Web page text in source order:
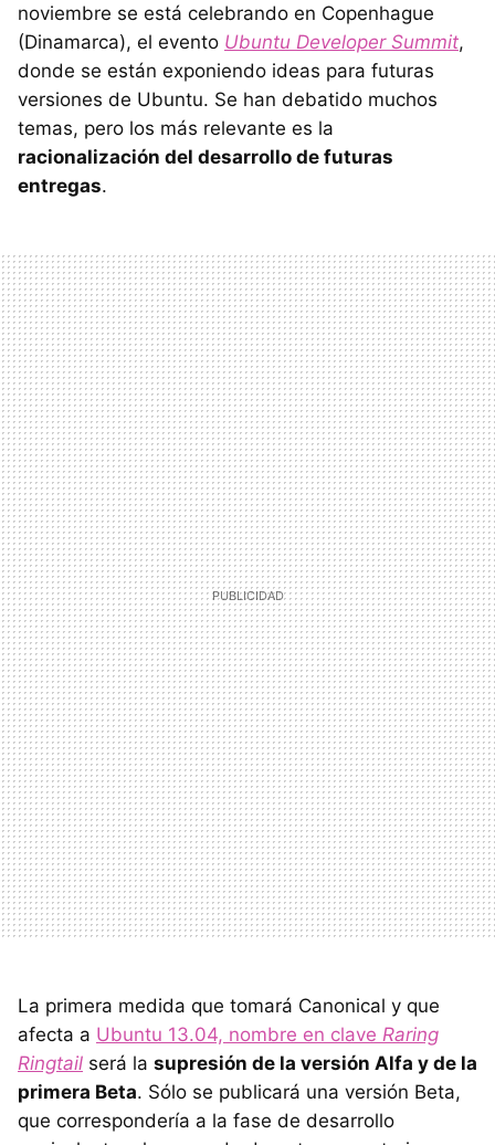
noviembre se está celebrando en Copenhague
(Dinamarca), el evento Ubuntu Developer Summit,
donde se están exponiendo ideas para futuras
versiones de Ubuntu. Se han debatido muchos
temas, pero los más relevante es la
racionalización del desarrollo de futuras
entregas.
La primera medida que tomará Canonical y que
afecta a Ubuntu 13.04, nombre en clave Raring
Ringtail será la supresión de la versión Alfa y de la
primera Beta. Sólo se publicará una versión Beta,
que correspondería a la fase de desarrollo